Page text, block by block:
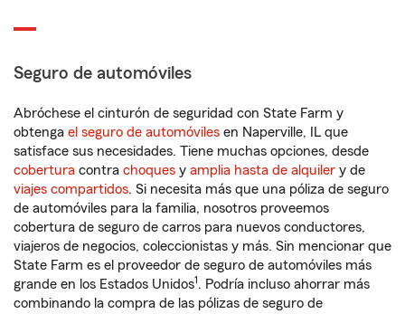
Seguro de automóviles
Abróchese el cinturón de seguridad con State Farm y
obtenga el seguro de automóviles en Naperville, IL que
satisface sus necesidades. Tiene muchas opciones, desde
cobertura contra choques y amplia hasta de alquiler y de
viajes compartidos. Si necesita más que una póliza de seguro
de automóviles para la familia, nosotros proveemos
cobertura de seguro de carros para nuevos conductores,
viajeros de negocios, coleccionistas y más. Sin mencionar que
State Farm es el proveedor de seguro de automóviles más
grande en los Estados Unidos1. Podría incluso ahorrar más
combinando la compra de las pólizas de seguro de